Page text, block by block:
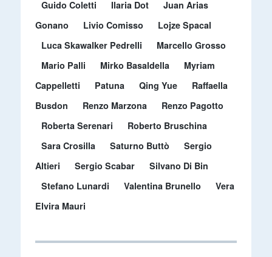
Guido Coletti Ilaria Dot
Juan Arias
Gonano
Livio Comisso
Lojze Spacal
Luca Skawalker Pedrelli
Marcello Grosso
Mario Palli
Mirko Basaldella
Myriam
Cappelletti
Patuna Qing Yue
Raffaella
Busdon
Renzo Marzona
Renzo Pagotto
Roberta Serenari
Roberto Bruschina
Sara Crosilla
Saturno Buttò
Sergio
Altieri
Sergio Scabar
Silvano Di Bin
Stefano Lunardi
Valentina Brunello
Vera
Elvira Mauri